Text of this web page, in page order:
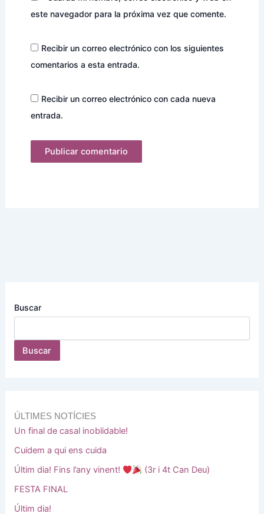
este navegador para la próxima vez que comente.
Recibir un correo electrónico con los siguientes
comentarios a esta entrada.
Recibir un correo electrónico con cada nueva
entrada.
Buscar
Buscar
ÚLTIMES NOTÍCIES
Un final de casal inoblidable!
Cuidem a qui ens cuida
Últim dia! Fins l’any vinent!
(3r i 4t Can Deu)
FESTA FINAL
Últim dia!